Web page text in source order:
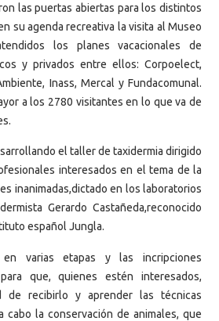
las puertas abiertas para los distintos
su agenda recreativa la visita al Museo
los planes vacacionales de
y privados entre ellos: Corpoelect,
Inass, Mercal y Fundacomunal.
a los 2780 visitantes en lo que va de
el taller de taxidermia dirigido
interesados en el tema de la
inanimadas,dictado en los laboratorios
Gerardo Castañeda,reconocido
español Jungla.
varias etapas y las incripciones
que, quienes estén interesados,
de recibirlo y aprender las técnicas
cabo la conservación de animales, que